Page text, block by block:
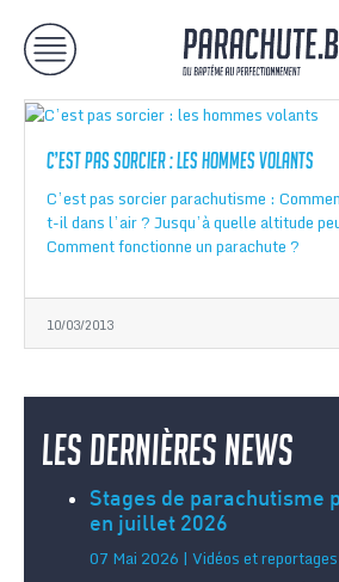
C’est pas sorcier : les hommes volants
C’est pas sorcier parachutisme :
t-il dans l’air ? Jusqu’à quelle altitude
Comment fonctionne un parachute ?
10/03/2013
Les dernières news
Stages de parachutisme
en juillet 2026
07 Mai 2026 | Vidéos et reportages